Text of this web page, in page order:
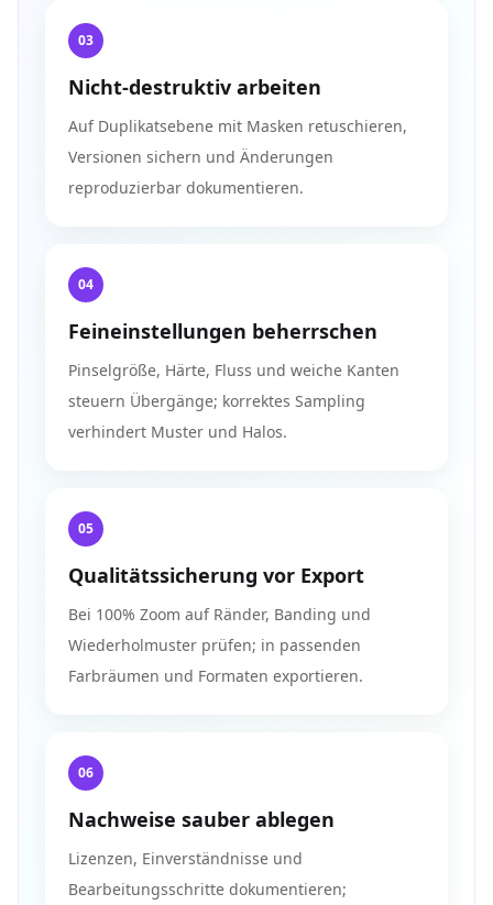
03
Nicht-destruktiv arbeiten
Auf Duplikatsebene mit Masken retuschieren,
Versionen sichern und Änderungen
reproduzierbar dokumentieren.
04
Feineinstellungen beherrschen
Pinselgröße, Härte, Fluss und weiche Kanten
steuern Übergänge; korrektes Sampling
verhindert Muster und Halos.
05
Qualitätssicherung vor Export
Bei 100% Zoom auf Ränder, Banding und
Wiederholmuster prüfen; in passenden
Farbräumen und Formaten exportieren.
06
Nachweise sauber ablegen
Lizenzen, Einverständnisse und
Bearbeitungsschritte dokumentieren;